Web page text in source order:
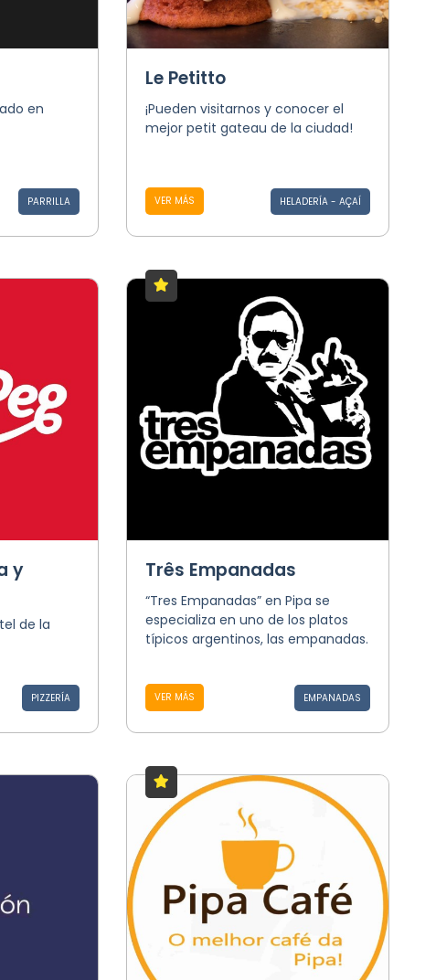
en
PARRILLA
Le Petitto
¡Pueden visitarnos y conocer el
mejor petit gateau de la ciudad!
VER MÁS HELADERÍA - AÇAÍ
y
de la
PIZZERÍA
Três Empanadas
“Tres Empanadas” en Pipa se
especializa en uno de los platos
típicos argentinos, las empanadas.
VER MÁS EMPANADAS